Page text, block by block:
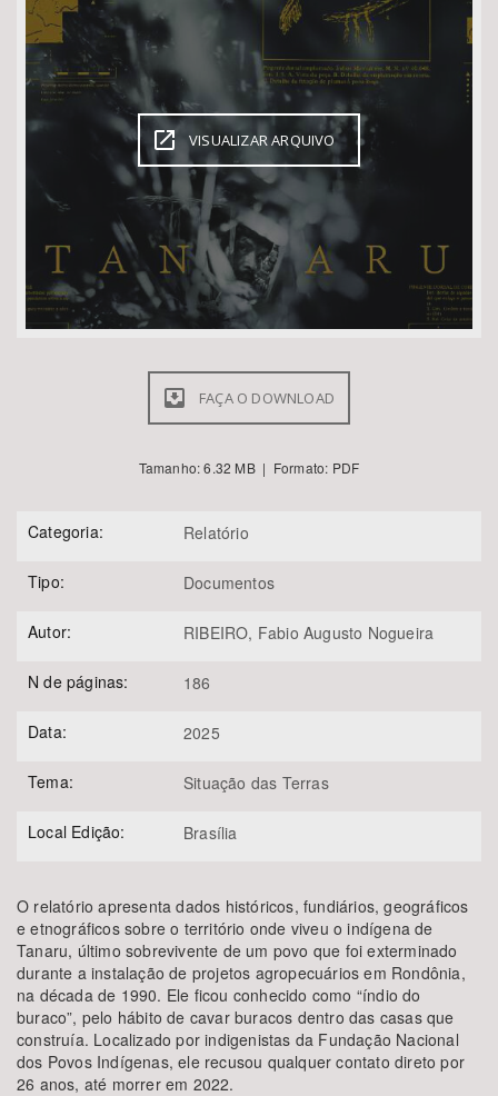
Bioma / Bacia
Área de Levantamento
Área Protegida
VISUALIZAR ARQUIVO
FAÇA O DOWNLOAD
Tamanho: 6.32 MB | Formato: PDF
Categoria: Relatório
Tipo: Documentos
Autor: RIBEIRO, Fabio Augusto Nogueira
N de páginas: 186
Data: 2025
Tema: Situação das Terras
Local Edição: Brasília
O relatório apresenta dados históricos, fundiários, geográficos
e etnográficos sobre o território onde viveu o indígena de
Tanaru, último sobrevivente de um povo que foi exterminado
durante a instalação de projetos agropecuários em Rondônia,
na década de 1990. Ele ficou conhecido como “índio do
buraco”, pelo hábito de cavar buracos dentro das casas que
construía. Localizado por indigenistas da Fundação Nacional
dos Povos Indígenas, ele recusou qualquer contato direto por
26 anos, até morrer em 2022.